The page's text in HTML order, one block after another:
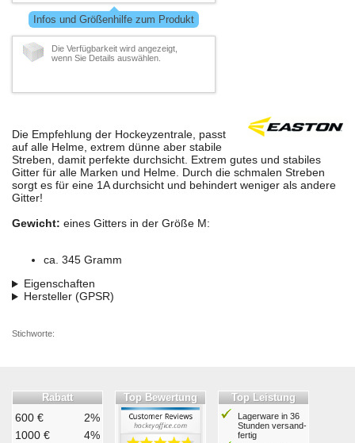
Infos und Größenhilfe zum Produkt
Die Verfügbarkeit wird angezeigt,
wenn Sie Details auswählen.
Die Empfehlung der Hockeyzentrale, passt
auf alle Helme, extrem dünne aber stabile
Streben, damit perfekte durchsicht. Extrem gutes und stabiles
Gitter für alle Marken und Helme. Durch die schmalen Streben
sorgt es für eine 1A durchsicht und behindert weniger als andere
Gitter!
Gewicht: eines Gitters in der Größe M:
ca. 345 Gramm
Eigenschaften
Hersteller (GPSR)
Stichworte:
Rabatt
600 €
2%
1000 €
4%
Top Bewertung Top Leistung
Lagerware in 36
Stunden ver­sand­
fertig